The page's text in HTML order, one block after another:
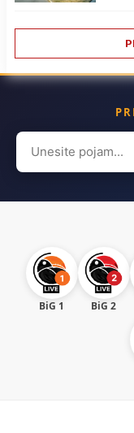
Search
for:
BiG 1 BiG 2